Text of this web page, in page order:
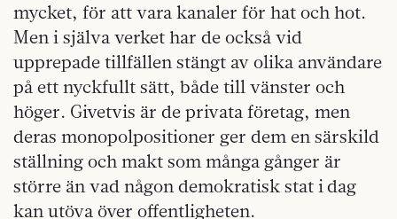
mycket, för att vara kanaler för hat och hot.
Men i själva verket har de också vid
upprepade tillfällen stängt av olika användare
på ett nyckfullt sätt, både till vänster och
höger. Givetvis är de privata företag, men
deras monopolpositioner ger dem en särskild
ställning och makt som många gånger är
större än vad någon demokratisk stat i dag
kan utöva över offentligheten.